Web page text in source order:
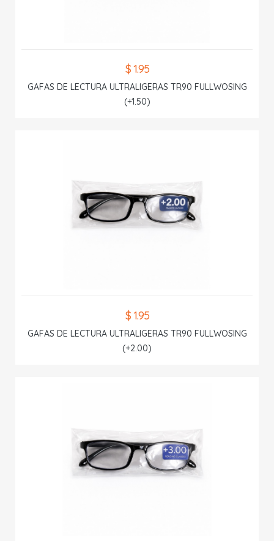
$ 1.95
GAFAS DE LECTURA ULTRALIGERAS TR90 FULLWOSING
(+1.50)
$ 1.95
GAFAS DE LECTURA ULTRALIGERAS TR90 FULLWOSING
(+2.00)